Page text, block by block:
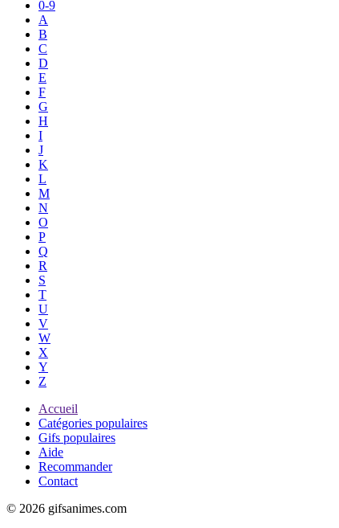
0-9
A
B
C
D
E
F
G
H
I
J
K
L
M
N
O
P
Q
R
S
T
U
V
W
X
Y
Z
Accueil
Catégories populaires
Gifs populaires
Aide
Recommander
Contact
© 2026 gifsanimes.com